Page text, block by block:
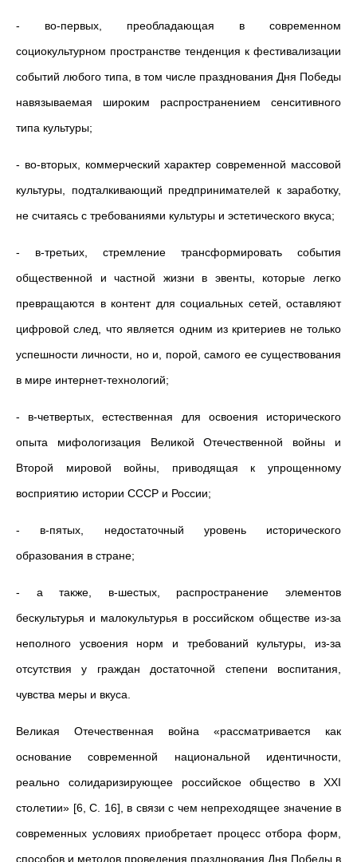
- во-первых, преобладающая в современном
социокультурном пространстве тенденция к фестивализации
событий любого типа, в том числе празднования Дня Победы
навязываемая широким распространением сенситивного
типа культуры;
- во-вторых, коммерческий характер современной массовой
культуры, подталкивающий предпринимателей к заработку,
не считаясь с требованиями культуры и эстетического вкуса;
- в-третьих, стремление трансформировать события
общественной и частной жизни в эвенты, которые легко
превращаются в контент для социальных сетей, оставляют
цифровой след, что является одним из критериев не только
успешности личности, но и, порой, самого ее существования
в мире интернет-технологий;
- в-четвертых, естественная для освоения исторического
опыта мифологизация Великой Отечественной войны и
Второй мировой войны, приводящая к упрощенному
восприятию истории СССР и России;
- в-пятых, недостаточный уровень исторического
образования в стране;
- а также, в-шестых, распространение элементов
бескультурья и малокультурья в российском обществе из-за
неполного усвоения норм и требований культуры, из-за
отсутствия у граждан достаточной степени воспитания,
чувства меры и вкуса.
Великая Отечественная война «рассматривается как
основание современной национальной идентичности,
реально солидаризирующее российское общество в XXI
столетии» [6, С. 16], в связи с чем непреходящее значение в
современных условиях приобретает процесс отбора форм,
способов и методов проведения празднования Дня Победы в